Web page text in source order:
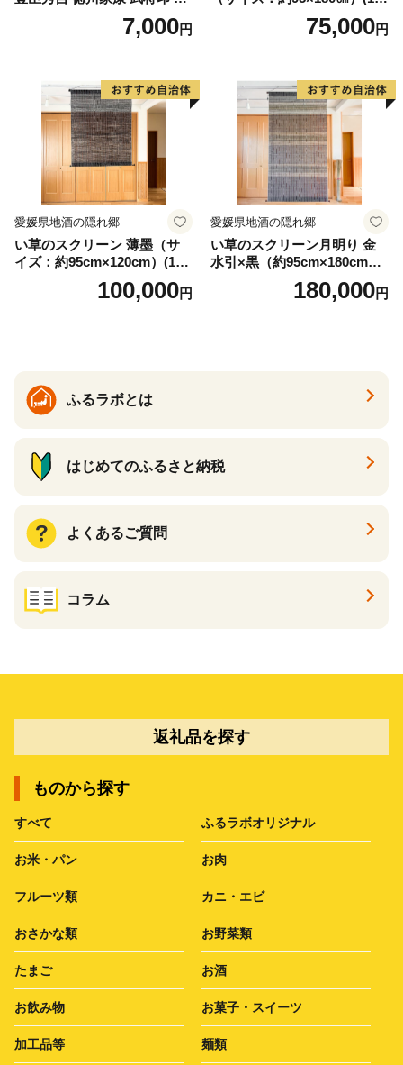
押印 6枚 セット イラスト 戦
国 武将 小牧山城 墨絵 龍画師
グッズ 愛知県 小牧市 お取り
寄せ 送料無料
7,000円 75,000円
愛媛県地酒の隠れ郷
い草のスクリーン 薄墨（サ
イズ：約95cm×120cm）(14
100,000円
愛媛県地酒の隠れ郷
い草のスクリーン月明り 金
水引×黒（約95cm×180cm）
180,000円
ふるラボとは
はじめてのふるさと納税
よくあるご質問
コラム
返礼品を探す
ものから探す
すべて ふるラボオリジナル
お米・パン お肉
フルーツ類 カニ・エビ
おさかな類 お野菜類
たまご お酒
お飲み物 お菓子・スイーツ
加工品等 麺類